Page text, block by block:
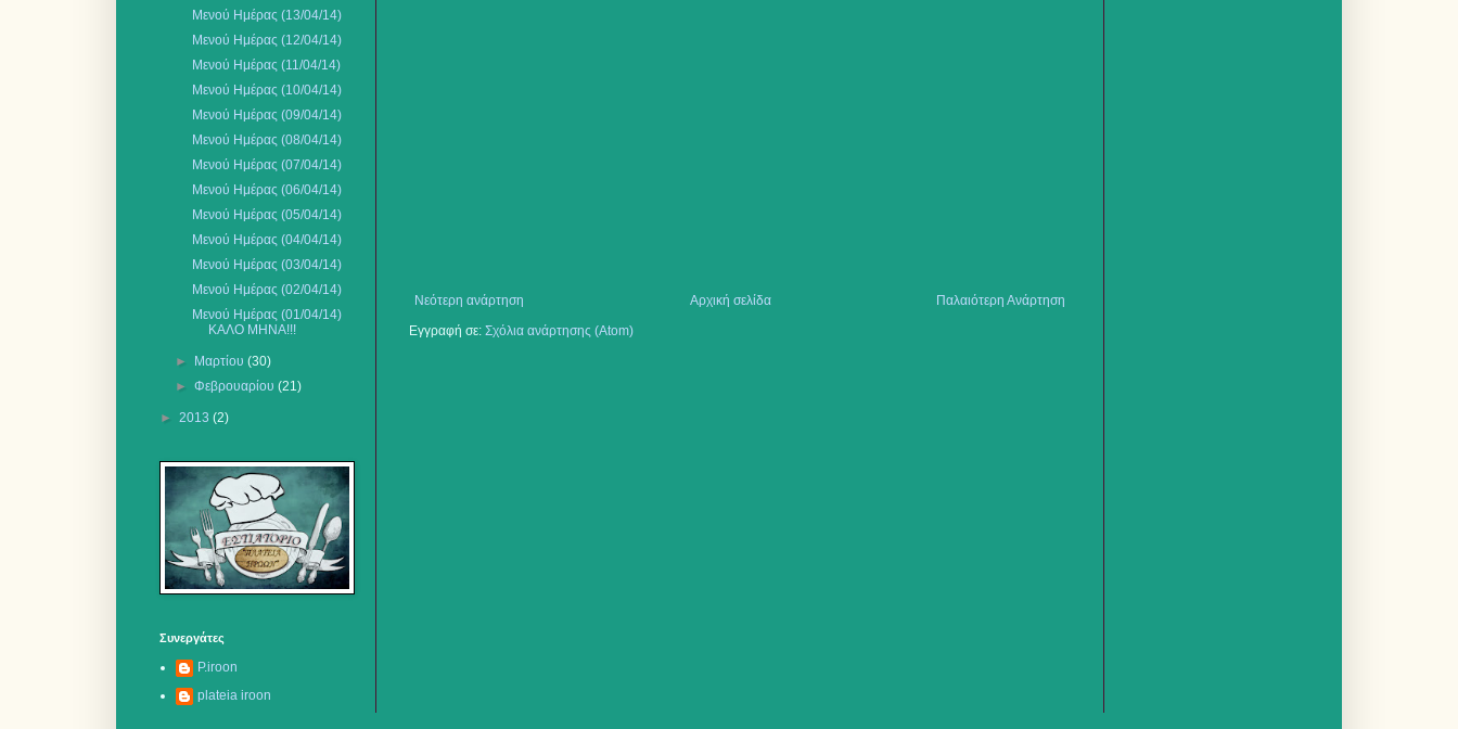
Νεότερη ανάρτηση Παλαιότερη Ανάρτηση
Αρχική σελίδα
Εγγραφή σε: Σχόλια ανάρτησης (Atom)
Μενού Ημέρας (13/04/14)
Μενού Ημέρας (12/04/14)
Μενού Ημέρας (11/04/14)
Μενού Ημέρας (10/04/14)
Μενού Ημέρας (09/04/14)
Μενού Ημέρας (08/04/14)
Μενού Ημέρας (07/04/14)
Μενού Ημέρας (06/04/14)
Μενού Ημέρας (05/04/14)
Μενού Ημέρας (04/04/14)
Μενού Ημέρας (03/04/14)
Μενού Ημέρας (02/04/14)
Μενού Ημέρας (01/04/14)
ΚΑΛΟ ΜΗΝΑ!!!
► Μαρτίου(30)
►Φεβρουαρίου(21)
► 2013 (2)
Συνεργάτες
P.iroon
plateia iroon